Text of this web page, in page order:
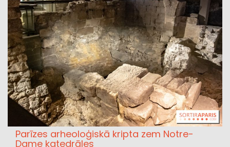
Parīzes arheoloģiskā kripta zem Notre-
Dame katedrāles